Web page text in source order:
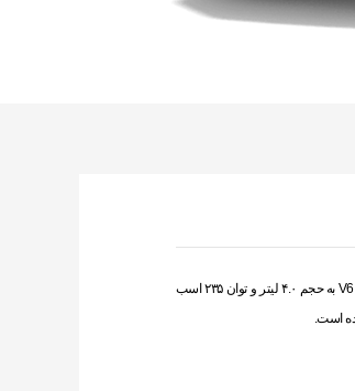
تویوتا هایلوکس GR Sport V6 4.0L، یکی از قدرتمندترین و محبوب‌ترین پیکاپ‌های بازار، با تلفیقی از قدرت، استحکام و طراحی مدرن، آماده است تا شما را در هر مسیر و شرایطی همراهی کند. این پیکاپ با موتور V6 به حجم ۴.۰ لیتر و توان ۲۳۵ اسب
است.